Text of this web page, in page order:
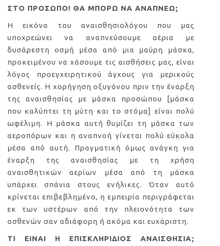
ΣΤΟ ΠΡΟΣΩΠΟ! ΘΑ ΜΠΟΡΩ ΝΑ ΑΝΑΠΝΕΩ;
Η εικόνα του αναισθησιολόγου που μας
υποχρεώνει να αναπνεύσουμε αέρια με
δυσάρεστη οσμή μέσα από μια μαύρη μάσκα,
προκειμένου να χάσουμε τις αισθήσεις μας, είναι
λόγος προεγχειρητικού άγχους για μερικούς
ασθενείς. Η χορήγηση οξυγόνου πριν την έναρξη
της αναισθησίας με μάσκα προσώπου [μάσκα
που καλύπτει τη μύτη και το στόμα] είναι πολύ
ωφέλιμη. Η μάσκα αυτή θυμίζει τη μάσκα των
αεροπόρων και η αναπνοή γίνεται πολύ εύκολα
μέσα από αυτή. Πραγματική όμως ανάγκη για
έναρξη της αναισθησίας με τη χρήση
αναισθητικών αερίων μέσα από τη μάσκα
υπάρχει σπάνια στους ενήλικες. Όταν αυτό
κρίνεται επιβεβλημένο, η εμπειρία περιγράφεται
εκ των υστέρων από την πλειονότητα των
ασθενών σαν αδιάφορη ή ακόμα και ευχάριστη.
ΤΙ ΕΙΝΑΙ Η ΕΠΙΣΚΛΗΡΙΔΙΟΣ ΑΝΑΙΣΘΗΣΙΑ;